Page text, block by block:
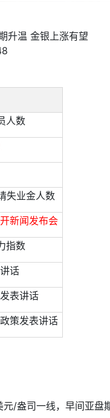
升温 金银上涨有望
人数
失业金人数
新闻发布会
指数
话
表讲话
策发表讲话
/盎司一线，早间亚